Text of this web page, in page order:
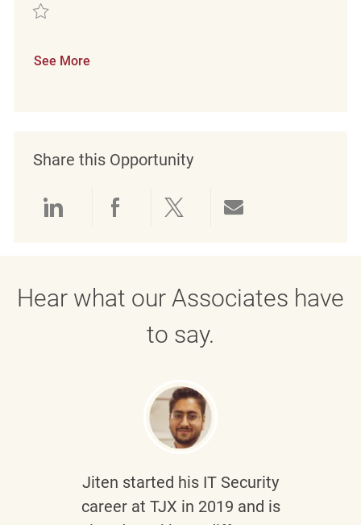
Save Associé / Associée de Magasin Temps partiel Temporaire
See More
Share this Opportunity
Hear what our Associates have
to say.
Jiten started his IT Security
career at TJX in 2019 and is